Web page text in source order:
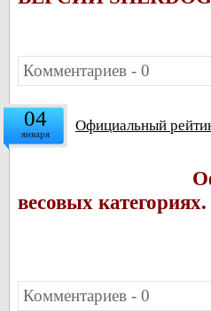
Комментариев - 0
04
января Официальный
весовых категориях.
Комментариев - 0